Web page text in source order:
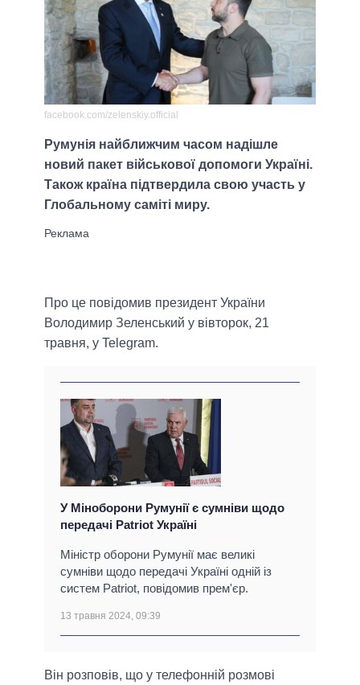
facebook.com/zelenskiy.official
Румунія найближчим часом надішле
новий пакет військової допомоги Україні.
Також країна підтвердила свою участь у
Глобальному саміті миру.
Про це повідомив президент України
Володимир Зеленський у вівторок, 21
травня, у Telegram.
У Міноборони Румунії є сумніви щодо
передачі Patriot Україні
Міністр оборони Румунії має великі
сумніви щодо передачі Україні одній із
систем Patriot, повідомив прем'єр.
13 травня 2024, 09:39
Він розповів, що у телефонній розмові